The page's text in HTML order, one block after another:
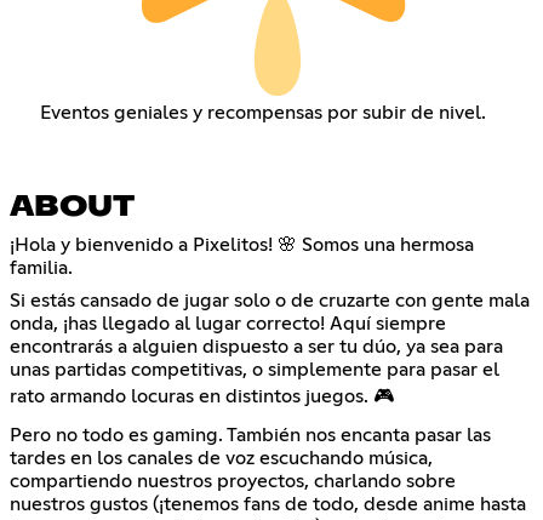
Eventos geniales y recompensas por subir de nivel.
ABOUT
¡Hola y bienvenido a Pixelitos! 🌸 Somos una hermosa
familia.
Si estás cansado de jugar solo o de cruzarte con gente mala
onda, ¡has llegado al lugar correcto! Aquí siempre
encontrarás a alguien dispuesto a ser tu dúo, ya sea para
unas partidas competitivas, o simplemente para pasar el
rato armando locuras en distintos juegos. 🎮
Pero no todo es gaming. También nos encanta pasar las
tardes en los canales de voz escuchando música,
compartiendo nuestros proyectos, charlando sobre
nuestros gustos (¡tenemos fans de todo, desde anime hasta